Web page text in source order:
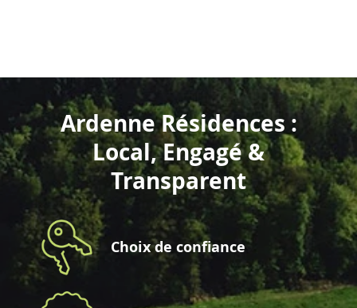
Ardenne Résidences :
Local, Engagé &
Transparent
Choix de confiance